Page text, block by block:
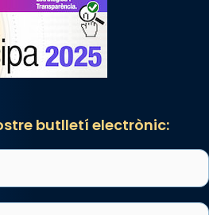
butlletí electrònic: